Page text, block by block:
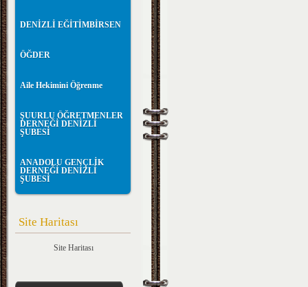
DENİZLİ EĞİTİMBİRSEN
ÖĞDER
Aile Hekimini Öğrenme
ŞUURLU ÖĞRETMENLER
DERNEĞİ DENİZLİ
ŞUBESİ
ANADOLU GENÇLİK
DERNEĞİ DENİZLİ
ŞUBESİ
Site Haritası
Site Haritası